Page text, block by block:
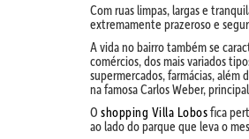
Com ruas limpas, largas e
extremamente prazeroso e
A vida no bairro também se
comércios, dos mais variados
supermercados, farmácias, além
na famosa Carlos Weber,
O shopping Villa Lobosfica
ao lado do parque que leva o